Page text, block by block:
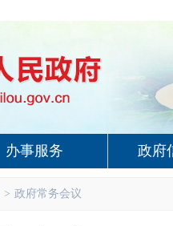
办事服务 政府
> 政府常务会议